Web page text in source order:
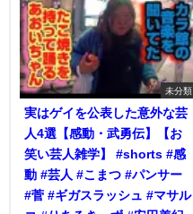
未分類
実はゲイを公表した意外な芸
人4選【感動・武勇伝】【お
笑い芸人雑学】 #shorts #感
動 #芸人 #こまつ #パンサー
#菅 #ギガスラッシュ #マサル